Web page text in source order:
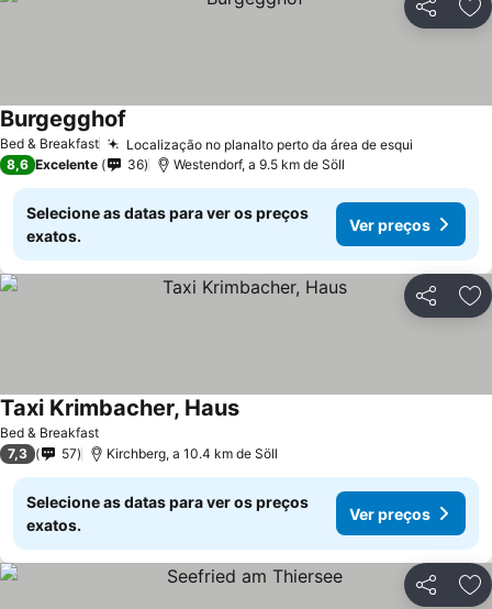
Partilhar
Bed & Breakfast Localização no planalto perto da área de esqui
Burgegghof
8,6 Excelente 36 Westendorf, a 9.5 km de Söll
Selecione as datas para ver os preços
exatos.
Ver preços
Partilhar
Bed & Breakfast
Taxi Krimbacher, HausVer preços
7,3 57 Kirchberg, a 10.4 km de Söll
Selecione as datas para ver os preços
exatos.
Ver preços
Partilhar